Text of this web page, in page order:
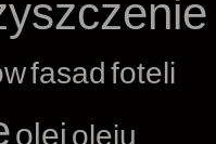
fasadfoteli
olej oleju